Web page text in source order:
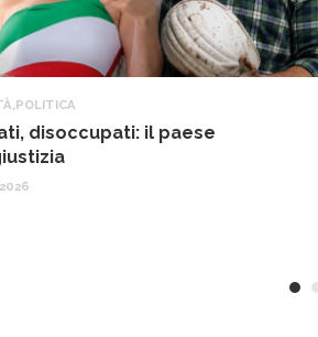
,POLITICA
disoccupati: il paese